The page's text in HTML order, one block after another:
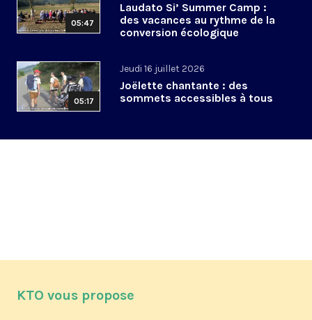
05:47
Laudato Si’ Summer Camp :
des vacances au rythme de la
conversion écologique
05:17
Jeudi 16 juillet 2026
Joëlette chantante : des
sommets accessibles à tous
KTO vous propose